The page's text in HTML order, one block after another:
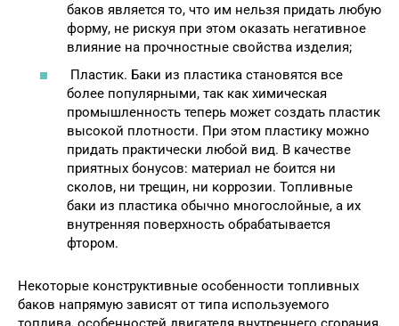
баков является то, что им нельзя придать любую
форму, не рискуя при этом оказать негативное
влияние на прочностные свойства изделия;
Пластик. Баки из пластика становятся все
более популярными, так как химическая
промышленность теперь может создать пластик
высокой плотности. При этом пластику можно
придать практически любой вид. В качестве
приятных бонусов: материал не боится ни
сколов, ни трещин, ни коррозии. Топливные
баки из пластика обычно многослойные, а их
внутренняя поверхность обрабатывается
фтором.
Некоторые конструктивные особенности топливных
баков напрямую зависят от типа используемого